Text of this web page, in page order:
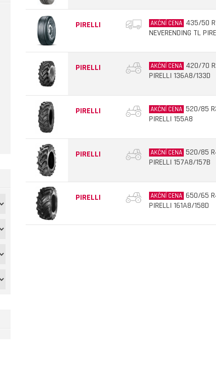
PIRELLI AKČNÍ CENA 435/50
NEVERENDING TL
PIRELLI AKČNÍ CENA 420/70
PIRELLI 136A8/133D
PIRELLI AKČNÍ CENA 520/85
PIRELLI 155A8
PIRELLI AKČNÍ CENA 520/85
PIRELLI 157A8/157B
PIRELLI AKČNÍ CENA 650/65
PIRELLI 161A8/158D